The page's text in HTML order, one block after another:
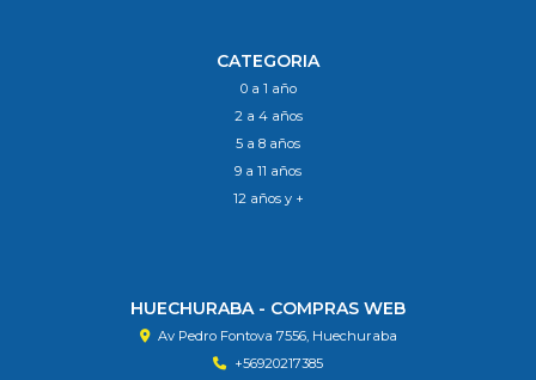
CATEGORIA
0 a 1 año
2 a 4 años
5 a 8 años
9 a 11 años
12 años y +
HUECHURABA - COMPRAS WEB
Av Pedro Fontova 7556, Huechuraba
+56920217385